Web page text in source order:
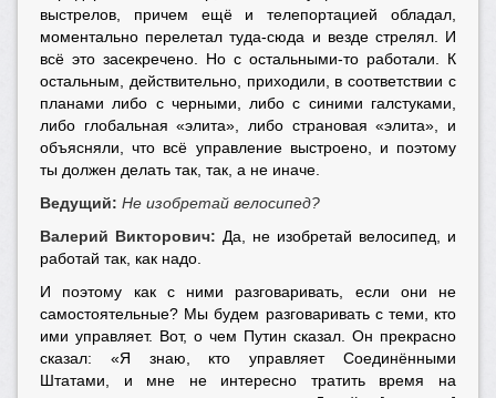
выстрелов, причем ещё и телепортацией обладал,
моментально перелетал туда-сюда и везде стрелял. И
всё это засекречено. Но с остальными-то работали. К
остальным, действительно, приходили, в соответствии с
планами либо с черными, либо с синими галстуками,
либо глобальная «элита», либо страновая «элита», и
объясняли, что всё управление выстроено, и поэтому
ты должен делать так, так, а не иначе.
Ведущий: Не изобретай велосипед?
Валерий Викторович: Да, не изобретай велосипед, и
работай так, как надо.
И поэтому как с ними разговаривать, если они не
самостоятельные? Мы будем разговаривать с теми, кто
ими управляет. Вот, о чем Путин сказал. Он прекрасно
сказал: «Я знаю, кто управляет Соединёнными
Штатами, и мне не интересно тратить время на